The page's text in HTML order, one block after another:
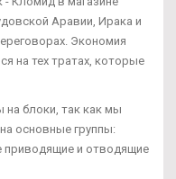
Аравии, Ирака и
Экономия
на тех тратах, которые
на блоки, так как мы
основные группы:
приводящие и отводящие